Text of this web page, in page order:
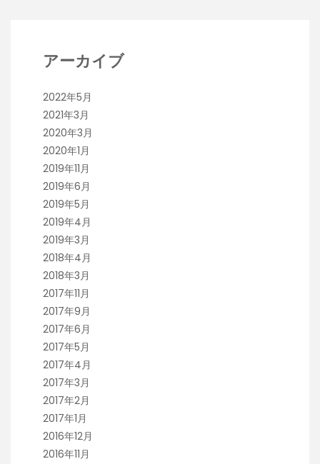
アーカイブ
2022年5月
2021年3月
2020年3月
2020年1月
2019年11月
2019年6月
2019年5月
2019年4月
2019年3月
2018年4月
2018年3月
2017年11月
2017年9月
2017年6月
2017年5月
2017年4月
2017年3月
2017年2月
2017年1月
2016年12月
2016年11月